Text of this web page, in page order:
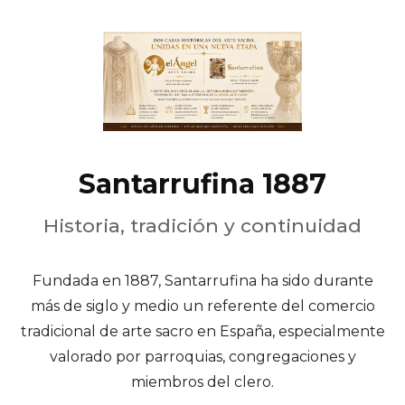
Santarrufina 1887
Historia, tradición y continuidad
Fundada en 1887, Santarrufina ha sido durante
más de siglo y medio un referente del comercio
tradicional de arte sacro en España, especialmente
valorado por parroquias, congregaciones y
miembros del clero.